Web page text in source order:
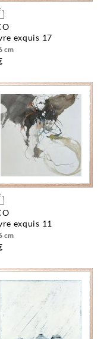
exquis 17
cm
exquis 11
cm